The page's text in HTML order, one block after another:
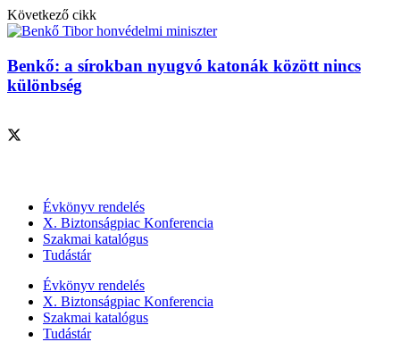
Következő cikk
Benkő: a sírokban nyugvó katonák között nincs
különbség
Évkönyv rendelés
X. Biztonságpiac Konferencia
Szakmai katalógus
Tudástár
Évkönyv rendelés
X. Biztonságpiac Konferencia
Szakmai katalógus
Tudástár